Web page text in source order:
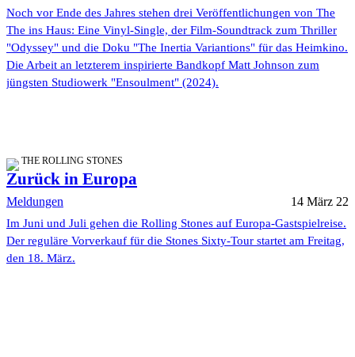
Noch vor Ende des Jahres stehen drei Veröffentlichungen von The
The ins Haus: Eine Vinyl-Single, der Film-Soundtrack zum Thriller
"Odyssey" und die Doku "The Inertia Variantions" für das Heimkino.
Die Arbeit an letzterem inspirierte Bandkopf Matt Johnson zum
jüngsten Studiowerk "Ensoulment" (2024).
THE ROLLING STONES
Zurück in Europa
Meldungen 14 März 22
Im Juni und Juli gehen die Rolling Stones auf Europa-Gastspielreise.
Der reguläre Vorverkauf für die Stones Sixty-Tour startet am Freitag,
den 18. März.